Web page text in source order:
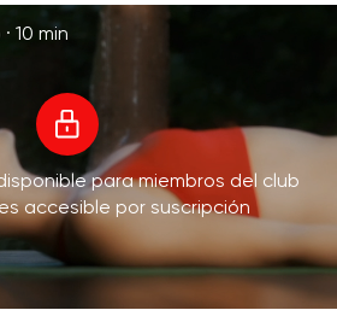
10 min
para miembros del club
accesible por suscripción